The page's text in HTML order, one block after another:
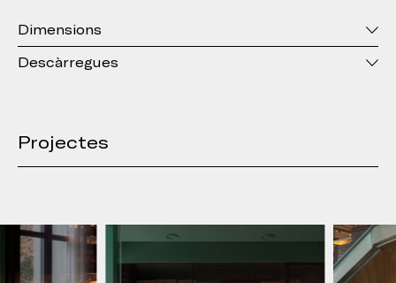
Dimensions
Descàrregues
Projectes